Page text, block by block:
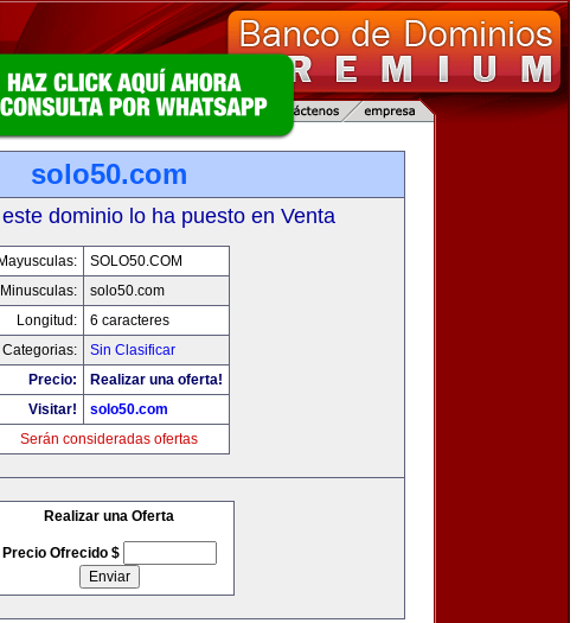
solo50.com
dominio lo ha puesto en Venta
Mayusculas:
SOLO50.COM
Minusculas:
solo50.com
Longitud:
6 caracteres
Categorias:
Sin Clasificar
Precio:
Realizar una oferta!
Visitar!
solo50.com
Serán consideradas ofertas
Realizar una Oferta
Precio Ofrecido $